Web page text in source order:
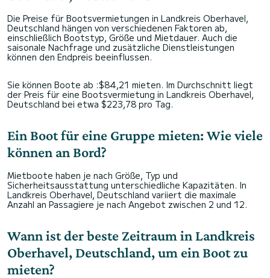
Die Preise für Bootsvermietungen in Landkreis Oberhavel,
Deutschland hängen von verschiedenen Faktoren ab,
einschließlich Bootstyp, Größe und Mietdauer. Auch die
saisonale Nachfrage und zusätzliche Dienstleistungen
können den Endpreis beeinflussen.
Sie können Boote ab :$84,21 mieten. Im Durchschnitt liegt
der Preis für eine Bootsvermietung in Landkreis Oberhavel,
Deutschland bei etwa $223,78 pro Tag.
Ein Boot für eine Gruppe mieten: Wie viele
können an Bord?
Mietboote haben je nach Größe, Typ und
Sicherheitsausstattung unterschiedliche Kapazitäten. In
Landkreis Oberhavel, Deutschland variiert die maximale
Anzahl an Passagiere je nach Angebot zwischen 2 und 12.
Wann ist der beste Zeitraum in Landkreis
Oberhavel, Deutschland, um ein Boot zu
mieten?